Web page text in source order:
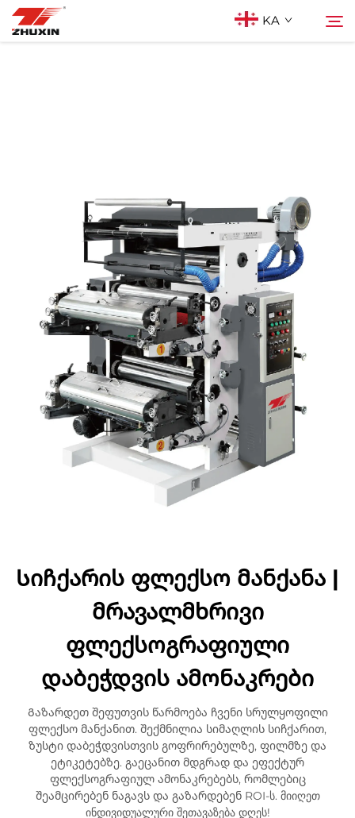
KA
Სიახლეები
Კონტაქტი
Ხშირად დასმული კითხვები
Სიჩქარის ფლექსო მანქანა |
მრავალმხრივი
ფლექსოგრაფიული
დაბეჭდვის ამონაკრები
Გაზარდეთ შეფუთვის წარმოება ჩვენი სრულყოფილი
ფლექსო მანქანით. შექმნილია სიმაღლის სიჩქარით,
ზუსტი დაბეჭდვისთვის გოფრირებულზე, ფილმზე და
ეტიკეტებზე. გაეცანით მდგრად და ეფექტურ
ფლექსოგრაფიულ ამონაკრებებს, რომლებიც
შეამცირებენ ნაგავს და გაზარდებენ ROI-ს. მიიღეთ
ინდივიდუალური შეთავაზება დღეს!